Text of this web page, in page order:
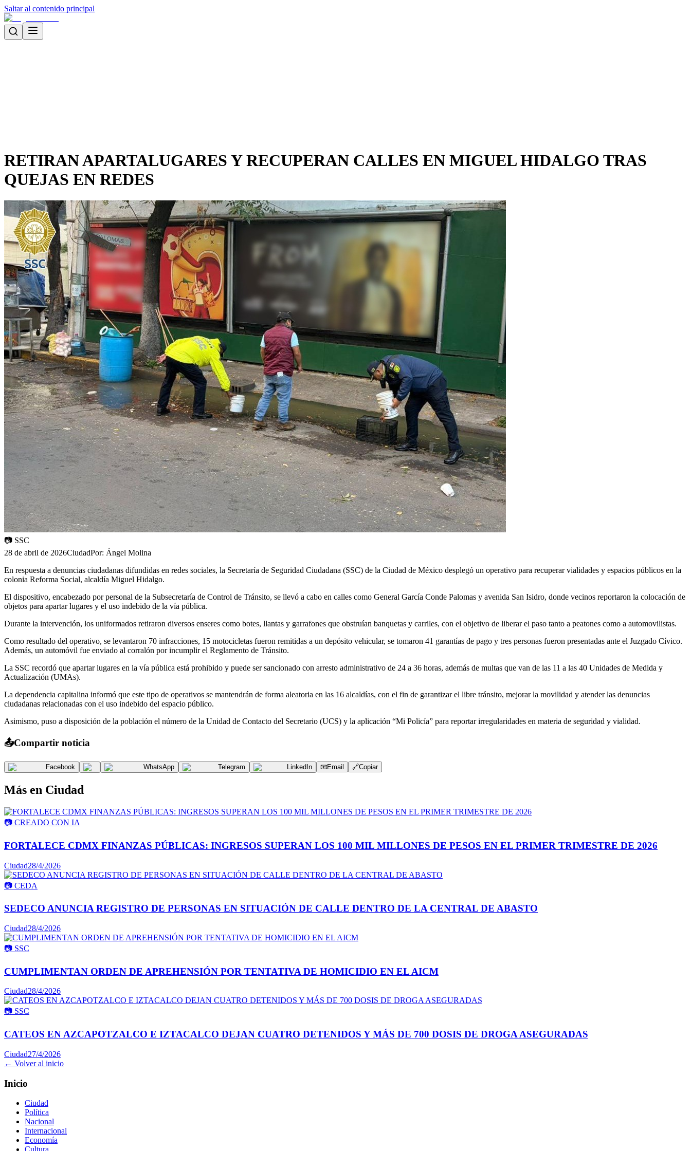
Saltar al contenido principal
RETIRAN APARTALUGARES Y RECUPERAN CALLES EN MIGUEL HIDALGO TRAS
QUEJAS EN REDES
📷 SSC
28 de abril de 2026CiudadPor: Ángel Molina
En respuesta a denuncias ciudadanas difundidas en redes sociales, la Secretaría de Seguridad Ciudadana (SSC) de la Ciudad de México desplegó un operativo para recuperar vialidades y espacios públicos en la
colonia Reforma Social, alcaldía Miguel Hidalgo.
El dispositivo, encabezado por personal de la Subsecretaría de Control de Tránsito, se llevó a cabo en calles como General García Conde Palomas y avenida San Isidro, donde vecinos reportaron la colocación de
objetos para apartar lugares y el uso indebido de la vía pública.
Durante la intervención, los uniformados retiraron diversos enseres como botes, llantas y garrafones que obstruían banquetas y carriles, con el objetivo de liberar el paso tanto a peatones como a automovilistas.
Como resultado del operativo, se levantaron 70 infracciones, 15 motocicletas fueron remitidas a un depósito vehicular, se tomaron 41 garantías de pago y tres personas fueron presentadas ante el Juzgado Cívico.
Además, un automóvil fue enviado al corralón por incumplir el Reglamento de Tránsito.
La SSC recordó que apartar lugares en la vía pública está prohibido y puede ser sancionado con arresto administrativo de 24 a 36 horas, además de multas que van de las 11 a las 40 Unidades de Medida y
Actualización (UMAs).
La dependencia capitalina informó que este tipo de operativos se mantendrán de forma aleatoria en las 16 alcaldías, con el fin de garantizar el libre tránsito, mejorar la movilidad y atender las denuncias
ciudadanas relacionadas con el uso indebido del espacio público.
Asimismo, puso a disposición de la población el número de la Unidad de Contacto del Secretario (UCS) y la aplicación “Mi Policía” para reportar irregularidades en materia de seguridad y vialidad.
📤Compartir noticia
Facebook WhatsApp Telegram LinkedIn 📧Email 🔗Copiar
Más en Ciudad
📷 CREADO CON IA
FORTALECE CDMX FINANZAS PÚBLICAS: INGRESOS SUPERAN LOS 100 MIL MILLONES DE PESOS EN EL PRIMER TRIMESTRE DE 2026
Ciudad28/4/2026
📷 CEDA
SEDECO ANUNCIA REGISTRO DE PERSONAS EN SITUACIÓN DE CALLE DENTRO DE LA CENTRAL DE ABASTO
Ciudad28/4/2026
📷 SSC
CUMPLIMENTAN ORDEN DE APREHENSIÓN POR TENTATIVA DE HOMICIDIO EN EL AICM
Ciudad28/4/2026
📷 SSC
CATEOS EN AZCAPOTZALCO E IZTACALCO DEJAN CUATRO DETENIDOS Y MÁS DE 700 DOSIS DE DROGA ASEGURADAS
Ciudad27/4/2026
← Volver al inicio
Inicio
Ciudad
Política
Nacional
Internacional
Economía